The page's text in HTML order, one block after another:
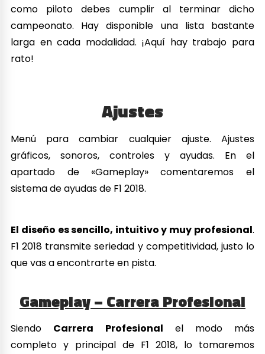
como piloto debes cumplir al terminar dicho
campeonato. Hay disponible una lista bastante
larga en cada modalidad. ¡Aquí hay trabajo para
rato!
Ajustes
Menú para cambiar cualquier ajuste. Ajustes
gráficos, sonoros, controles y ayudas. En el
apartado de «Gameplay» comentaremos el
sistema de ayudas de F1 2018.
El diseño es sencillo, intuitivo y muy profesional.
F1 2018 transmite seriedad y competitividad, justo lo
que vas a encontrarte en pista.
Gameplay – Carrera Profesional
Siendo Carrera Profesional el modo más
completo y principal de F1 2018, lo tomaremos